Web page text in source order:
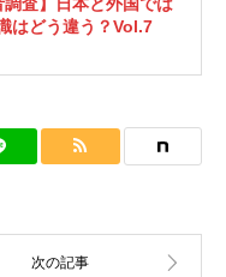
調査】日本と外国では
はどう違う？Vol.7